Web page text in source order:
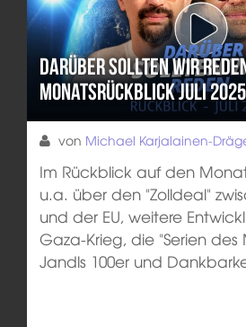
Darüber sollten wir
Monatsrückblick Juli 2025
von Michael Karjalainen-
Im Rückblick auf den
u.a. über den "Zolldeal"
und der EU, weitere
Gaza-Krieg, die "Serien des
Jandls 100er und